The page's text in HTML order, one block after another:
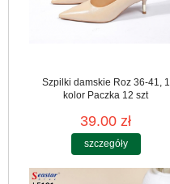
Szpilki damskie Roz 36-41, 1
kolor Paczka 12 szt
39.00 zł
szczegóły